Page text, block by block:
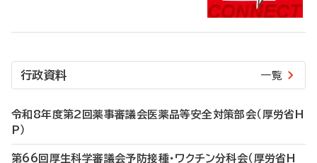
行政資料 一覧
令和8年度第2回薬事審議会医薬品等安全対策部会（厚労省H
P）
第66回厚生科学審議会予防接種・ワクチン分科会（厚労省H